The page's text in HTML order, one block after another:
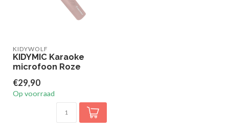
KIDYWOLF
KIDYMIC Karaoke
microfoon Roze
€29,90
Op voorraad